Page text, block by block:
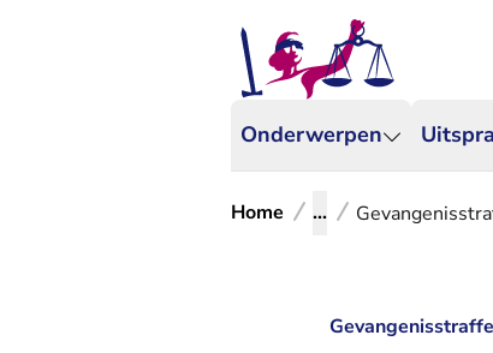
Onderwerpen
Home ...